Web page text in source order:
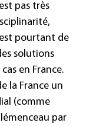
pas très
pourtant de
solutions
en France.
la France un
(comme
par